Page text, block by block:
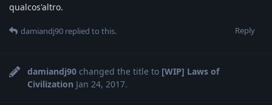
qualcos'altro.
Reply
damiandj90 replied to this.
damiandj90 changed the title to [WIP] Laws of
Civilization Jan 24, 2017.